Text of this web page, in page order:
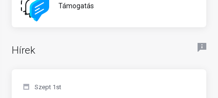
Támogatás
Hírek
Szept 1st